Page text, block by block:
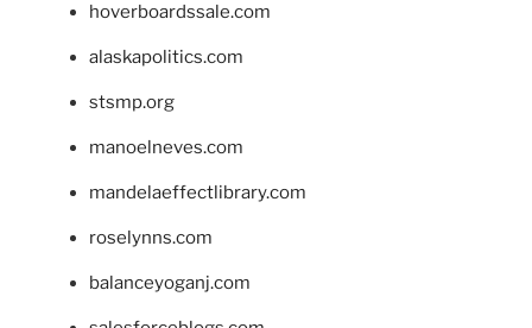
hoverboardssale.com
alaskapolitics.com
stsmp.org
manoelneves.com
mandelaeffectlibrary.com
roselynns.com
balanceyoganj.com